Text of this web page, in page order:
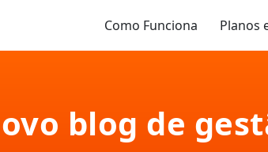
Como Funciona Planos
blog de